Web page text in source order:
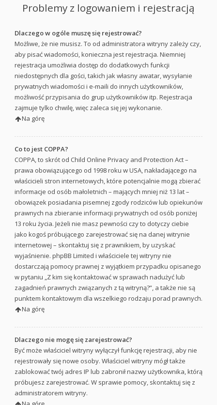
Problemy z logowaniem i rejestracją
Dlaczego w ogóle muszę się rejestrować?
Możliwe, że nie musisz. To od administratora witryny zależy czy,
aby pisać wiadomości, konieczna jest rejestracja. Niemniej
rejestracja umożliwia dostęp do dodatkowych funkcji
niedostępnych dla gości, takich jak własny awatar, wysyłanie
prywatnych wiadomości i e-maili do innych użytkowników,
możliwość przypisania do grup użytkowników itp. Rejestracja
zajmuje tylko chwilę, więc zaleca się jej wykonanie.
Na górę
Co to jest COPPA?
COPPA, to skrót od Child Online Privacy and Protection Act –
prawa obowiązującego od 1998 roku w USA, nakładającego na
właścicieli stron internetowych, które potencjalnie mogą zbierać
informacje od osób małoletnich – mających mniej niż 13 lat –
obowiązek posiadania pisemnej zgody rodziców lub opiekunów
prawnych na zbieranie informacji prywatnych od osób poniżej
13 roku życia. Jeżeli nie masz pewności czy to dotyczy ciebie
jako kogoś próbującego zarejestrować się na danej witrynie
internetowej – skontaktuj się z prawnikiem, by uzyskać
wyjaśnienie. phpBB Limited i właściciele tej witryny nie
dostarczają pomocy prawnej z wyjątkiem przypadku opisanego
w pytaniu „Z kim się kontaktować w sprawach nadużyć lub
zagadnień prawnych związanych z tą witryną?”, a także nie są
punktem kontaktowym dla wszelkiego rodzaju porad prawnych.
Na górę
Dlaczego nie mogę się zarejestrować?
Być może właściciel witryny wyłączył funkcję rejestracji, aby nie
rejestrowały się nowe osoby. Właściciel witryny mógł także
zablokować twój adres IP lub zabronił nazwy użytkownika, którą
próbujesz zarejestrować. W sprawie pomocy, skontaktuj się z
administratorem witryny.